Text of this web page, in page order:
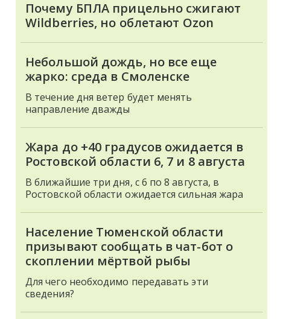
Почему БПЛА прицельно сжигают
Wildberries, но облетают Ozon
Небольшой дождь, но все еще
жарко: среда в Смоленске
В течение дня ветер будет менять
направление дважды
Жара до +40 градусов ожидается в
Ростовской области 6, 7 и 8 августа
В ближайшие три дня, с 6 по 8 августа, в
Ростовской области ожидается сильная жара
Население Тюменской области
призывают сообщать в чат-бот о
скоплении мёртвой рыбы
Для чего необходимо передавать эти
сведения?